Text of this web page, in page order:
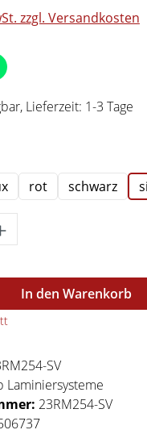
zzgl. Versandkosten
Lieferzeit: 1-3 Tage
rot schwarz
Gib den
In den Warenkorb
SV
Laminiersysteme
23RM254-SV